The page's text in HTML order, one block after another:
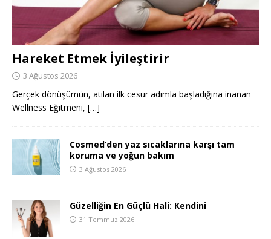
Hareket Etmek İyileştirir
3 Ağustos 2026
Gerçek dönüşümün, atılan ilk cesur adımla başladığına inanan
Wellness Eğitmeni, […]
Cosmed’den yaz sıcaklarına karşı tam
koruma ve yoğun bakım
3 Ağustos 2026
Güzelliğin En Güçlü Hali: Kendini
31 Temmuz 2026